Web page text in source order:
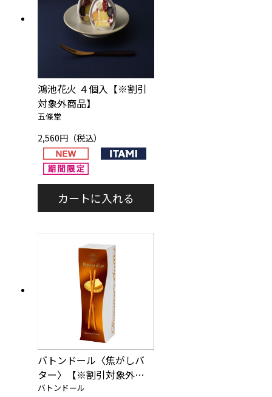
鴻池花火 ４個入【※割引
対象外商品】
五條堂
2,560円（税込）
バトンドール〈焦がしバ
ター〉【※割引対象外商
品】
バトンドール